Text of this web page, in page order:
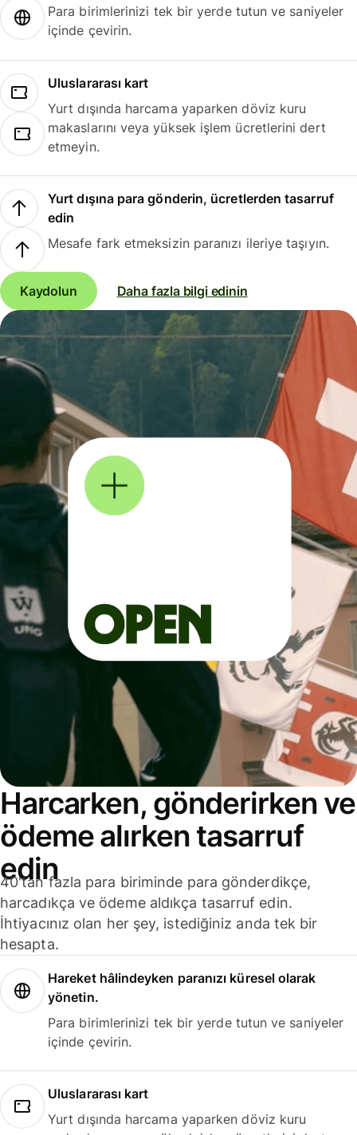
Para birimlerinizi tek bir yerde tutun ve saniyeler
içinde çevirin.
Uluslararası kart
Yurt dışında harcama yaparken döviz kuru
makaslarını veya yüksek işlem ücretlerini dert
etmeyin.
Yurt dışına para gönderin, ücretlerden tasarruf
edin
Mesafe fark etmeksizin paranızı ileriye taşıyın.
Kaydolun Daha fazla bilgi edinin
Harcarken, gönderirken ve
ödeme alırken tasarruf
edin
40'tan fazla para biriminde para gönderdikçe,
harcadıkça ve ödeme aldıkça tasarruf edin.
İhtiyacınız olan her şey, istediğiniz anda tek bir
hesapta.
Hareket hâlindeyken paranızı küresel olarak
yönetin.
Para birimlerinizi tek bir yerde tutun ve saniyeler
içinde çevirin.
Uluslararası kart
Yurt dışında harcama yaparken döviz kuru